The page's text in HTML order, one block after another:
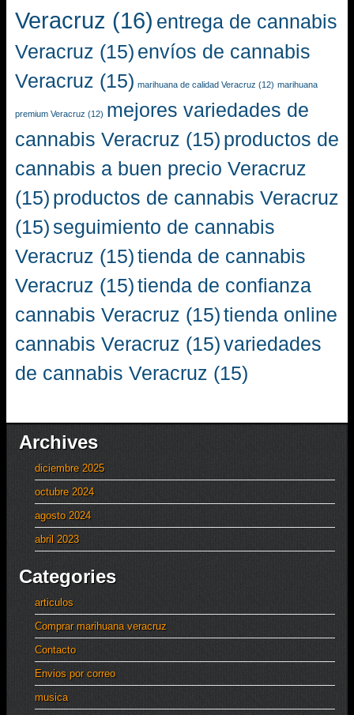
Veracruz (16) entrega de cannabis
Veracruz (15) envíos de cannabis
Veracruz (15) marihuana de calidad Veracruz (12) marihuana
premium Veracruz (12) mejores variedades de
cannabis Veracruz (15) productos de
cannabis a buen precio Veracruz
(15) productos de cannabis Veracruz
(15) seguimiento de cannabis
Veracruz (15)tienda de cannabis
Veracruz (15)tienda de confianza
cannabis Veracruz (15)tienda online
cannabis Veracruz (15)variedades
de cannabis Veracruz (15)
Archives
diciembre 2025
octubre 2024
agosto 2024
abril 2023
Categories
articulos
Comprar marihuana veracruz
Contacto
Envios por correo
musica